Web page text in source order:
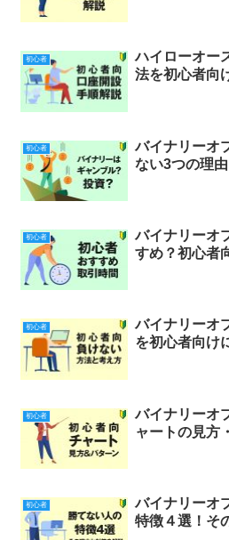
初心者
ハイローオー
法を初心者向
初心者
バイナリーオ
ない3つの理
初心者
バイナリーオ
すめ？初心者
初心者
バイナリーオ
を初心者向け
初心者
バイナリーオ
ャートの見方
初心者
バイナリーオ
特徴４選！そ